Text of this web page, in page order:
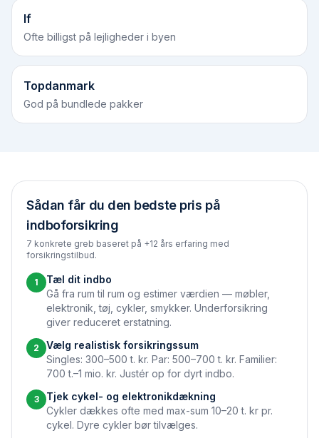
If
Ofte billigst på lejligheder i byen
Topdanmark
God på bundlede pakker
Sådan får du den bedste pris på
indboforsikring
7 konkrete greb baseret på +12 års erfaring med
forsikringstilbud.
1
Tæl dit indbo
Gå fra rum til rum og estimer værdien — møbler,
elektronik, tøj, cykler, smykker. Underforsikring
giver reduceret erstatning.
2
Vælg realistisk forsikringssum
Singles: 300–500 t. kr. Par: 500–700 t. kr. Familier:
700 t.–1 mio. kr. Justér op for dyrt indbo.
3
Tjek cykel- og elektronikdækning
Cykler dækkes ofte med max-sum 10–20 t. kr pr.
cykel. Dyre cykler bør tilvælges.